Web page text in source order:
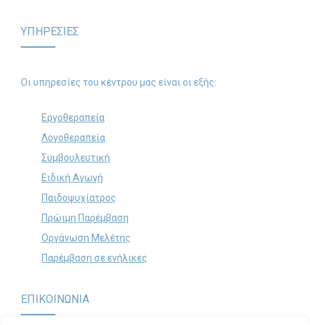
ΥΠΗΡΕΣΙΕΣ
Οι υπηρεσίες του κέντρου μας είναι οι εξής:
Εργοθεραπεία
Λογοθεραπεία
Συμβουλευτική
Ειδική Αγωγή
Παιδοψυχίατρος
Πρώιμη Παρέμβαση
Οργάνωση Μελέτης
Παρέμβαση σε ενήλικες
ΕΠΙΚΟΙΝΩΝΙΑ